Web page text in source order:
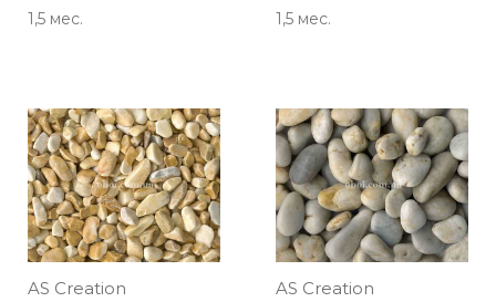
1,5 мес.
1,5 мес.
AS Creation
AS Creation